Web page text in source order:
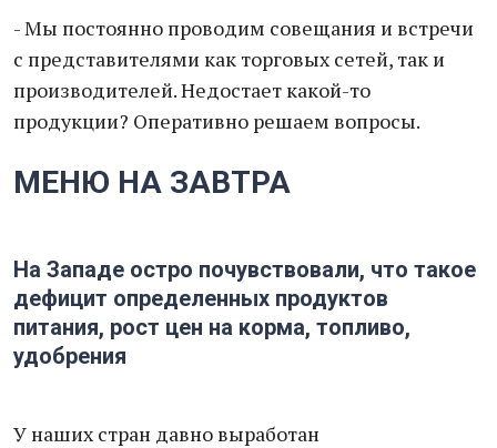
- Мы постоянно проводим совещания и встречи
с представителями как торговых сетей, так и
производителей. Недостает какой-то
продукции? Оперативно решаем вопросы.
МЕНЮ НА ЗАВТРА
На Западе остро почувствовали, что такое
дефицит определенных продуктов
питания, рост цен на корма, топливо,
удобрения
У наших стран давно выработан